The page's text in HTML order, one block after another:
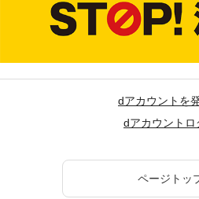
dアカウントを
dアカウントロ
ページトッ